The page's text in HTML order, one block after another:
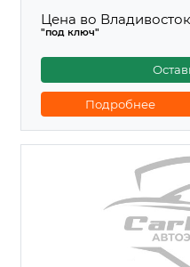
Цена во
"под ключ"
Подробнее